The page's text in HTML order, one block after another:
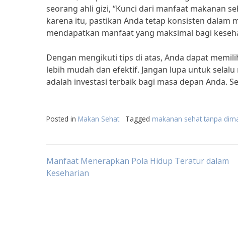
seorang ahli gizi, “Kunci dari manfaat makanan
karena itu, pastikan Anda tetap konsisten dalam
mendapatkan manfaat yang maksimal bagi
Dengan mengikuti tips di atas, Anda dapat
lebih mudah dan efektif. Jangan lupa untuk
adalah investasi terbaik bagi masa depan Anda.
Posted in Makan Sehat Tagged makanan sehat tanpa
Post
Manfaat Menerapkan Pola Hidup Teratur dalam
Keseharian